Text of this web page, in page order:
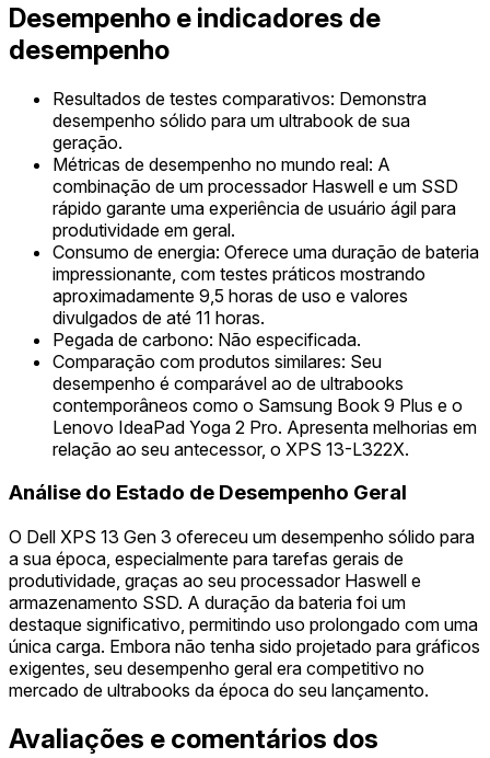
Desempenho e indicadores de
desempenho
Resultados de testes comparativos: Demonstra
desempenho sólido para um ultrabook de sua
geração.
Métricas de desempenho no mundo real: A
combinação de um processador Haswell e um SSD
rápido garante uma experiência de usuário ágil para
produtividade em geral.
Consumo de energia: Oferece uma duração de bateria
impressionante, com testes práticos mostrando
aproximadamente 9,5 horas de uso e valores
divulgados de até 11 horas.
Pegada de carbono: Não especificada.
Comparação com produtos similares: Seu
desempenho é comparável ao de ultrabooks
contemporâneos como o Samsung Book 9 Plus e o
Lenovo IdeaPad Yoga 2 Pro. Apresenta melhorias em
relação ao seu antecessor, o XPS 13-L322X.
Análise do Estado de Desempenho Geral
O Dell XPS 13 Gen 3 ofereceu um desempenho sólido para
a sua época, especialmente para tarefas gerais de
produtividade, graças ao seu processador Haswell e
armazenamento SSD. A duração da bateria foi um
destaque significativo, permitindo uso prolongado com uma
única carga. Embora não tenha sido projetado para gráficos
exigentes, seu desempenho geral era competitivo no
mercado de ultrabooks da época do seu lançamento.
Avaliações e comentários dos